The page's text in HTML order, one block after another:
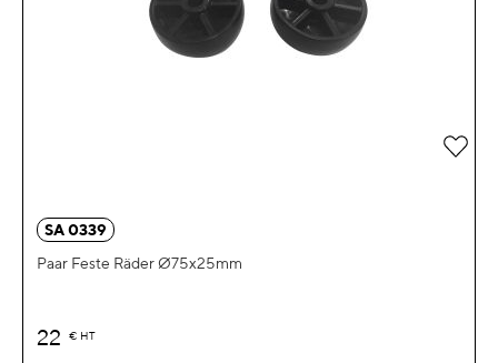
SA 0339
Paar Feste Räder Ø75x25mm
22 € HT
Zur